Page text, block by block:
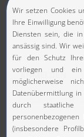
der
ANMELDEN
Benutzername